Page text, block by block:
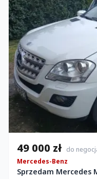
49 000 zł do
Mercedes-Benz
Sprzedam Mercedes